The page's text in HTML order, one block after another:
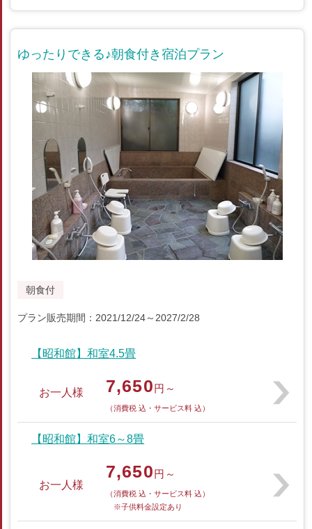
ゆったりできる♪朝食付き宿泊プラン
朝食付
プラン販売期間：2021/12/24～2027/2/28
【昭和館】和室4.5畳
お一人様 7,650円～
（消費税 込・サービス料 込）
【昭和館】和室6～8畳
お一人様
7,650円～
（消費税 込・サービス料 込）
※子供料金設定あり